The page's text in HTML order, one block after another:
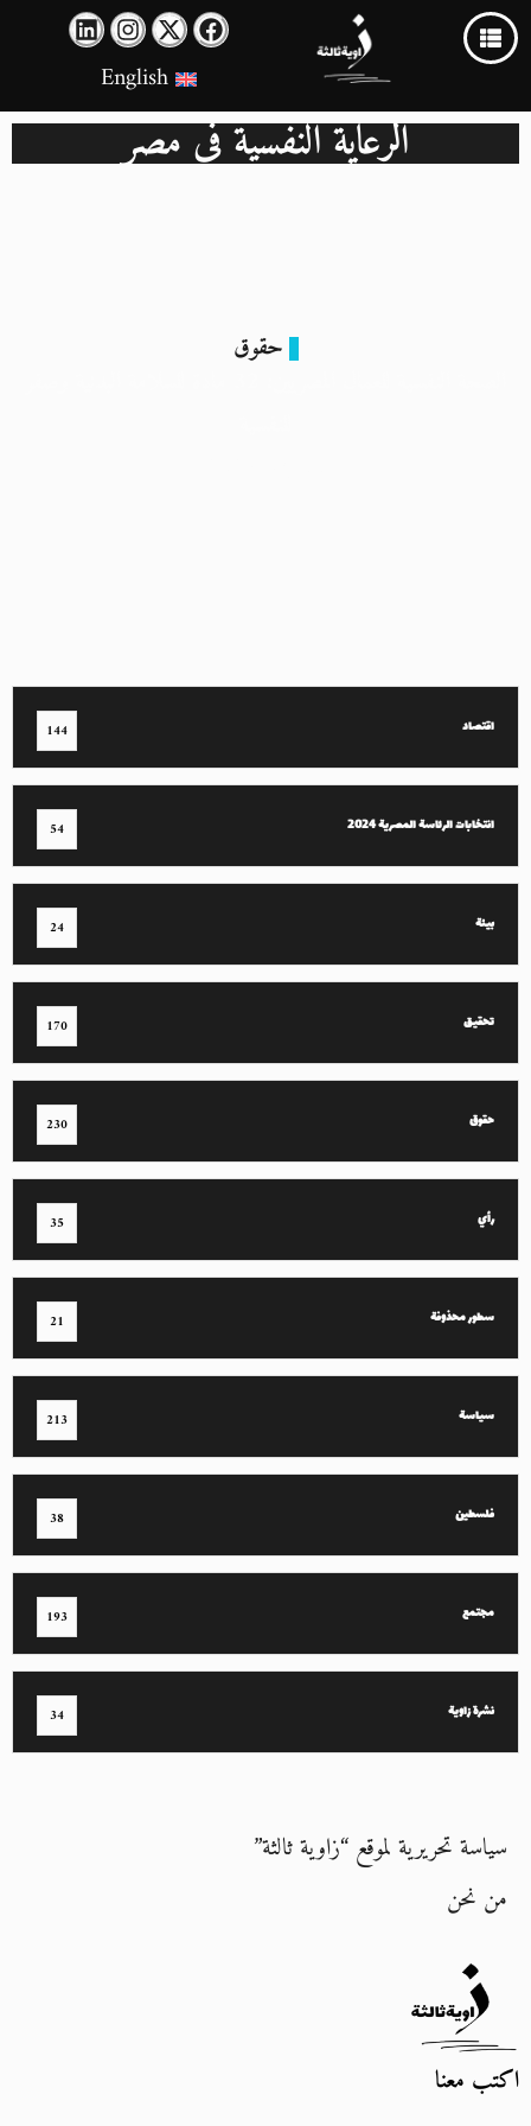
English
الرعاية النفسية في مصر
حقوق
اقتصاد 144
انتخابات الرئاسة المصرية 2024 54
بيئة 24
تحقيق 170
حقوق 230
رأي 35
سطور محذوفة 21
سياسة 213
فلسطين 38
مجتمع 193
نشرة زاوية 34
سياسة تحريرية لموقع “زاوية ثالثة”
من نحن
اكتب معنا